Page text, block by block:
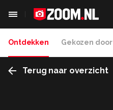
Ontdekken Gekozen door
Terug naar overzicht